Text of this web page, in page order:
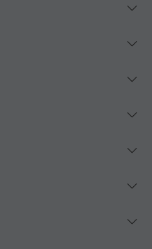
to wszystko, możesz